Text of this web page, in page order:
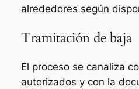
alrededores según
Tramitación de baja
El proceso se canaliza
autorizados y con la